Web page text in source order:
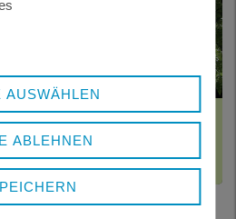
- Naturdenkmäler - geschützte
AUSWÄHLEN
ABLEHNEN